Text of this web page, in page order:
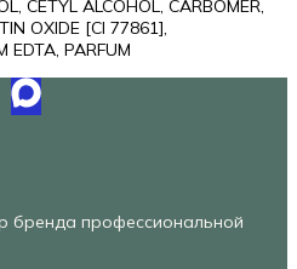
CETYL ALCOHOL, CARBOMER,
OXIDE [CI 77861],
EDTA, PARFUM
бренда профессиональной